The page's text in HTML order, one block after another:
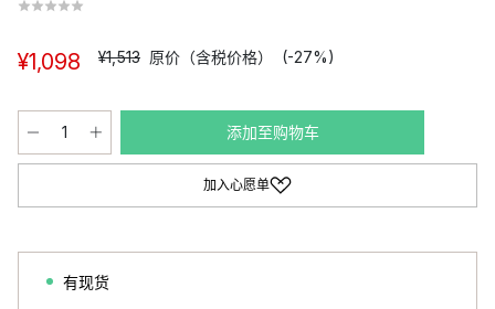
¥1,098 ¥1,513 原价（含税价格） (-27%)
添加至购物车
加入心愿单
有现货